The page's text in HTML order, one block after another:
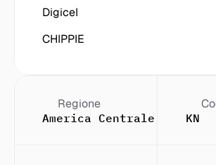
Digicel
CHIPPIE
Regione
America Centrale e dei
KN